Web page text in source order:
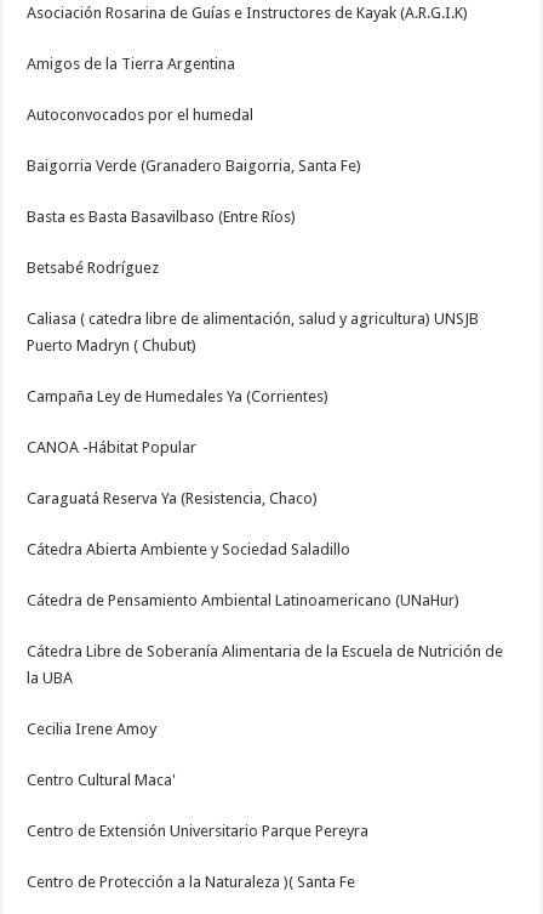
Asociación Rosarina de Guías e Instructores de Kayak (A.R.G.I.K)
Amigos de la Tierra Argentina
Autoconvocados por el humedal
Baigorria Verde (Granadero Baigorria, Santa Fe)
Basta es Basta Basavilbaso (Entre Ríos)
Betsabé Rodríguez
Caliasa ( catedra libre de alimentación, salud y agricultura) UNSJB
Puerto Madryn ( Chubut)
Campaña Ley de Humedales Ya (Corrientes)
CANOA -Hábitat Popular
Caraguatá Reserva Ya (Resistencia, Chaco)
Cátedra Abierta Ambiente y Sociedad Saladillo
Cátedra de Pensamiento Ambiental Latinoamericano (UNaHur)
Cátedra Libre de Soberanía Alimentaria de la Escuela de Nutrición de
la UBA
Cecilia Irene Amoy
Centro Cultural Maca'
Centro de Extensión Universitario Parque Pereyra
Centro de Protección a la Naturaleza )( Santa Fe